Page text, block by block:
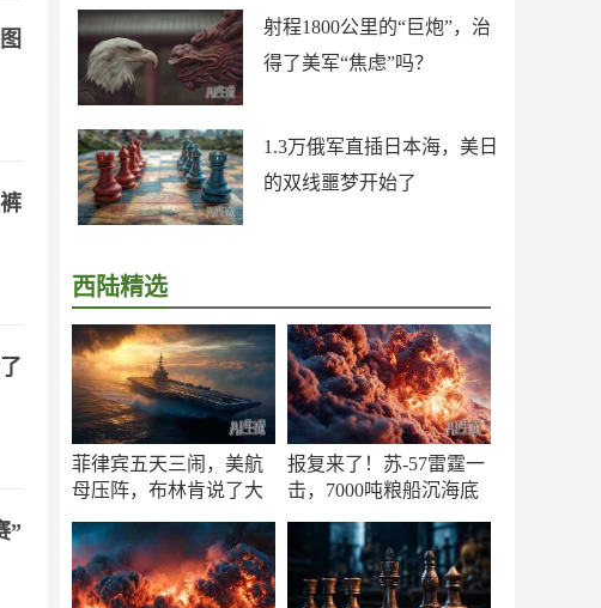
射程1800公里的“巨炮”，治
得了美军“焦虑”吗？
1.3万俄军直插日本海，美日
的双线噩梦开始了
西陆精选
菲律宾五天三闹，美航
母压阵，布林肯说了大
报复来了！苏-57雷霆一
击，7000吨粮船沉海底
”